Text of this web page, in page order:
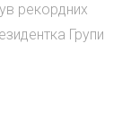
рекордних
Групи